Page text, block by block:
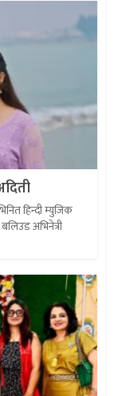
हिन्दी म्युजिक
अभिनेत्री